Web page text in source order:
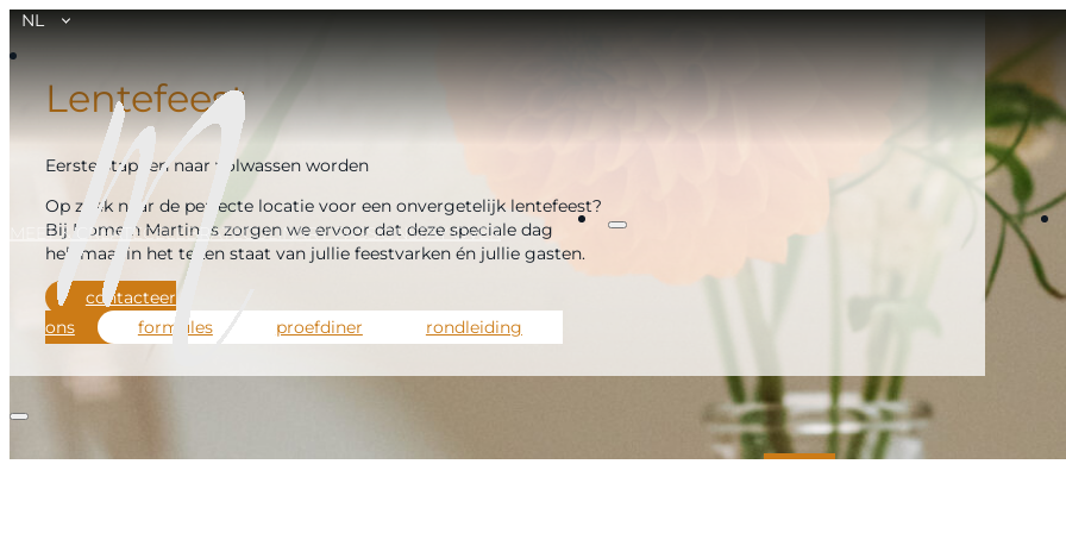
NL
MEET & CREATE CELEBRATECULINARY PASSIONSTAY OVER
Lentefeest
Eerste stappen naar volwassen worden
Op zoek naar de perfecte locatie voor een onvergetelijk lentefeest?
Bij Domein Martinus zorgen we ervoor dat deze speciale dag
helemaal in het teken staat van jullie feestvarken én jullie gasten.
contacteer
ons
formules proefdiner rondleiding